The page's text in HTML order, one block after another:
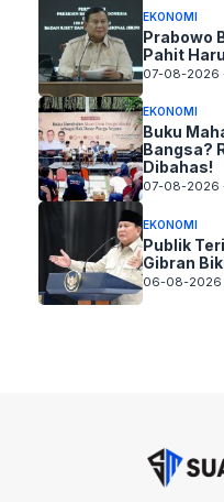
EKONOMI
Prabowo
Pahit
07-08-2026
EKONOMI
Buku
Bangsa?
Dibahas!
07-08-2026
EKONOMI
Publik
Gibran
06-08-2026